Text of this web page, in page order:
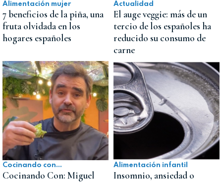
Alimentación mujer
7 beneficios de la piña, una
fruta olvidada en los
hogares españoles
Actualidad
El auge veggie: más de un
tercio de los españoles ha
reducido su consumo de
carne
Cocinando con...
Cocinando Con: Miguel
Alimentación infantil
Insomnio, ansiedad o